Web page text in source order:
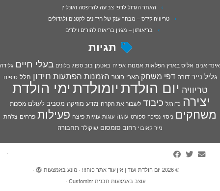
האתר הגדול לדפי צביעה להדפסה ואונליין
טריוויה קידס – מבחר ענק של חידונים לקטנים ולגדולים
בריאותון – מגזין בריאות להורים וילדים
תגיות
אינדיאנים אליס בארץ הפלאות אמנות אפייה באטמן בוב ספוג בלונים בעלי חיים גלידה
גליל נייר דורה דפי משחק הארי פוטר הזמנות הפתעות חידון חלל טיפים
טריוויה יום הולדתיומולדתימי הולדת
יצירה כדורגל כיבוד לשבור את הקרח מדע מוזיקה מסביב לעולם מסכות
משחקים ניסוי נסיכה ספורט עוגה עוגות עוגיות פיצה פעילות פרחים צלחת
נייר קאובוי רחוב סומסום שוקולד תחבורה
·
© 2026 יום הולדת ועוד | אין עוד אתר כזה!!! · מונע באמצעות
·
עוצב באמצעות תבנית Customizr ·